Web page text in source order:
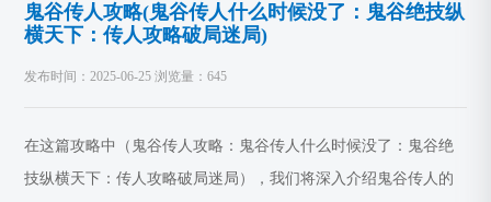
鬼谷传人攻略(鬼谷传人什么时候没了：鬼谷绝技纵
横天下：传人攻略破局迷局)
发布时间：2025-06-25 浏览量：645
在这篇攻略中（鬼谷传人攻略：鬼谷传人什么时候没了：鬼谷绝
技纵横天下：传人攻略破局迷局），我们将深入介绍鬼谷传人的